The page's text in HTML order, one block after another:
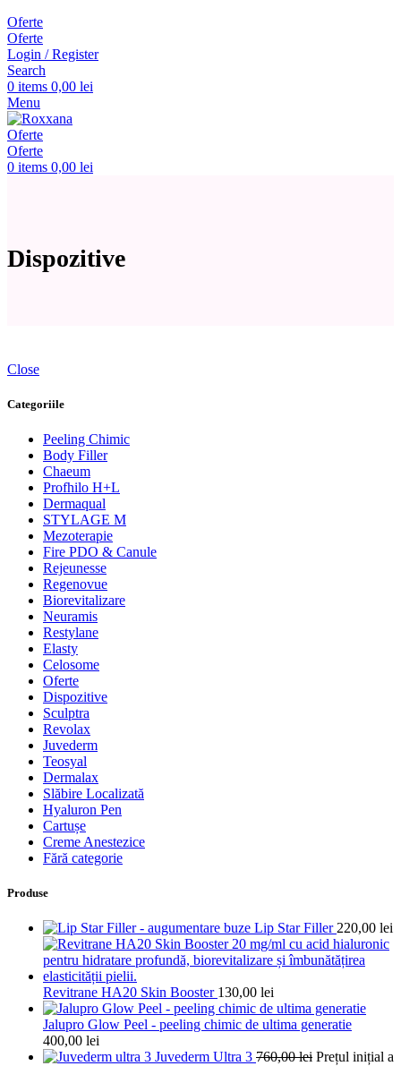
Oferte
Oferte
Login / Register
Search
0 items 0,00 lei
Menu
Oferte
Oferte
0 items 0,00 lei
Dispozitive
Close
Categoriile
Peeling Chimic
Body Filler
Chaeum
Profhilo H+L
Dermaqual
STYLAGE M
Mezoterapie
Fire PDO & Canule
Rejeunesse
Regenovue
Biorevitalizare
Neuramis
Restylane
Elasty
Celosome
Oferte
Dispozitive
Sculptra
Revolax
Juvederm
Teosyal
Dermalax
Slăbire Localizată
Hyaluron Pen
Cartușe
Creme Anestezice
Fără categorie
Produse
Lip Star Filler 220,00 lei
Revitrane HA20 Skin Booster 130,00 lei
Jalupro Glow Peel - peeling chimic de ultima generatie
400,00 lei
Juvederm Ultra 3 760,00lei Prețul inițial a